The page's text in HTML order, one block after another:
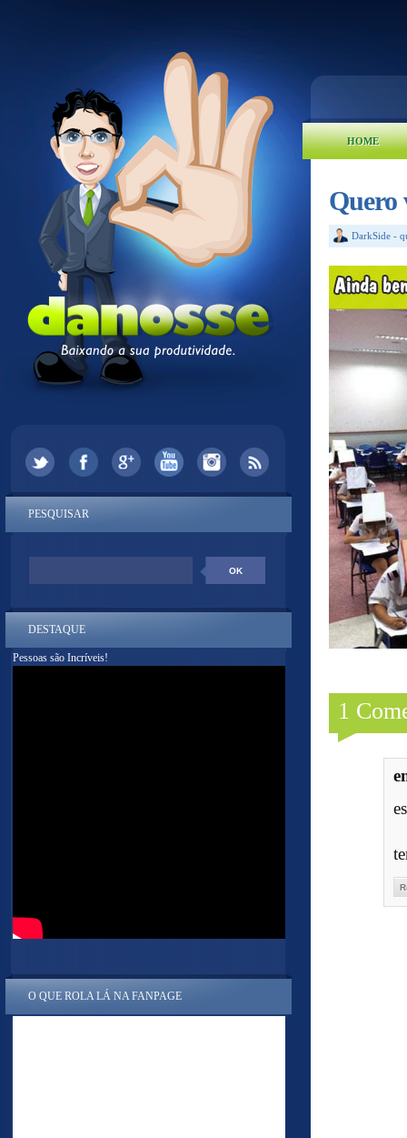
HOME
Quero
DarkSide -
1
PESQUISAR
DESTAQUE
Pessoas são Incríveis!
O QUE ROLA LÁ NA FANPAGE